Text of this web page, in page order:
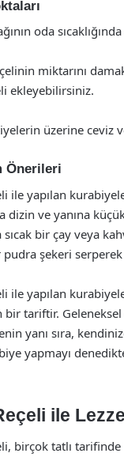
oda
miktarını
ekleyebilirsiniz.
üzerine ceviz
Önerileri
ile yapılan
dizin ve yanına
sıcak bir çay veya
şekeri
ile yapılan
bir tariftir.
yanı sıra,
yapmayı
ile
birçok tatlı